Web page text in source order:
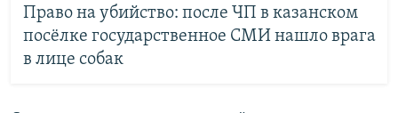
Право на убийство: после ЧП в казанском
посёлке государственное СМИ нашло врага
в лице собак